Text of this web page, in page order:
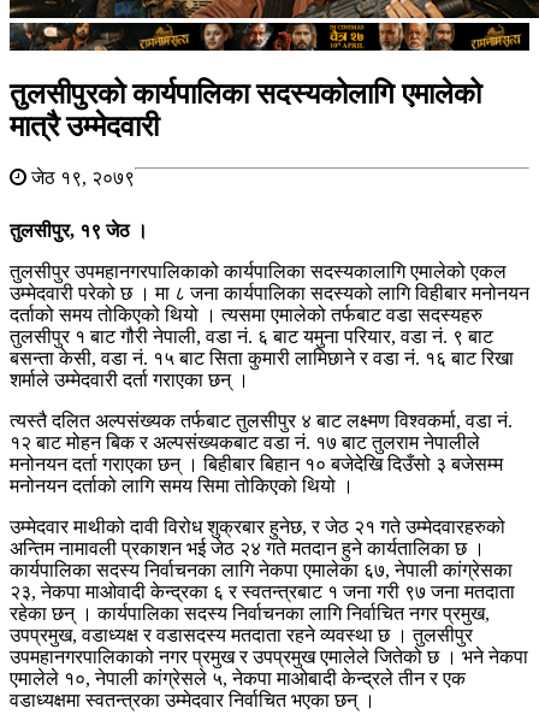
तुलसीपुरको कार्यपालिका सदस्यकोलागि एमालेको
मात्रै उम्मेदवारी
जेठ १९, २०७९
तुलसीपुर, १९ जेठ ।
तुलसीपुर उपमहानगरपालिकाको कार्यपालिका सदस्यकालागि एमालेको एकल
उम्मेदवारी परेको छ । मा ८ जना कार्यपालिका सदस्यको लागि विहीबार मनोनयन
दर्ताको समय तोकिएको थियो । त्यसमा एमालेको तर्फबाट वडा सदस्यहरु
तुलसीपुर १ बाट गौरी नेपाली, वडा नं. ६ बाट यमुना परियार, वडा नं. ९ बाट
बसन्ता केसी, वडा नं. १५ बाट सिता कुमारी लामिछाने र वडा नं. १६ बाट रिखा
शर्माले उम्मेदवारी दर्ता गराएका छन् ।
त्यस्तै दलित अल्पसंख्यक तर्फबाट तुलसीपुर ४ बाट लक्ष्मण विश्वकर्मा, वडा नं.
१२ बाट मोहन बिक र अल्पसंख्यकबाट वडा नं. १७ बाट तुलराम नेपालीले
मनोनयन दर्ता गराएका छन् । बिहीबार बिहान १० बजेदेखि दिउँसो ३ बजेसम्म
मनोनयन दर्ताको लागि समय सिमा तोकिएको थियो ।
उम्मेदवार माथीको दावी विरोध शुक्रबार हुनेछ, र जेठ २१ गते उम्मेदवारहरुको
अन्तिम नामावली प्रकाशन भई जेठ २४ गते मतदान हुने कार्यतालिका छ ।
कार्यपालिका सदस्य निर्वाचनका लागि नेकपा एमालेका ६७, नेपाली कांग्रेसका
२३, नेकपा माओवादी केन्द्रका ६ र स्वतन्त्रबाट १ जना गरी ९७ जना मतदाता
रहेका छन् । कार्यपालिका सदस्य निर्वाचनका लागि निर्वाचित नगर प्रमुख,
उपप्रमुख, वडाध्यक्ष र वडासदस्य मतदाता रहने व्यवस्था छ । तुलसीपुर
उपमहानगरपालिकाको नगर प्रमुख र उपप्रमुख एमालेले जितेको छ । भने नेकपा
एमालेले १०, नेपाली कांग्रेसले ५, नेकपा माओबादी केन्द्रले तीन र एक
वडाध्यक्षमा स्वतन्त्रका उम्मेदवार निर्वाचित भएका छन् ।